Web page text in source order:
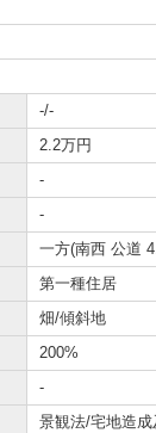
-/-
2.2万円
-
-
一方(南西 公道
第一種住居
畑/傾斜地
200%
-
景観法/宅地造